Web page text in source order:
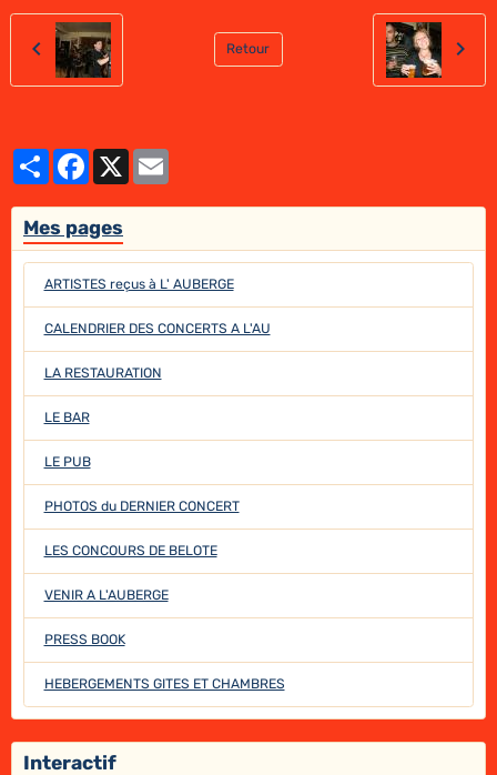
Retour
PartagerFacebook
X
Mes pages
ARTISTES reçus à L' AUBERGE
CALENDRIER DES CONCERTS A L'AU
LA RESTAURATION
LE BAR
LE PUB
PHOTOS du DERNIER CONCERT
LES CONCOURS DE BELOTE
VENIR A L'AUBERGE
PRESS BOOK
HEBERGEMENTS GITES ET CHAMBRES
Interactif